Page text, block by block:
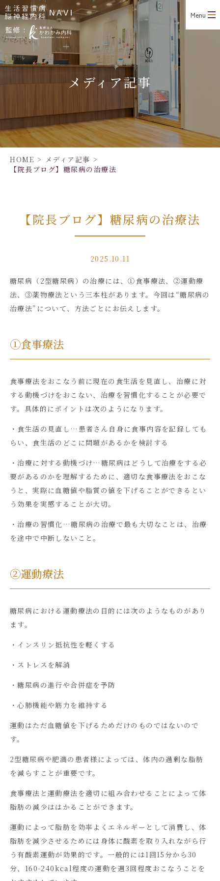
Menu
メディア記事
HOME > メディア記事 >
【院長ブログ】糖尿病の治療法
【院長ブログ】糖尿病の治療法
2025.10.11
糖尿病（ 2型糖尿病）の治療には、①食事療法、②運動療
法、③薬物療法という三本柱があります。今回は“糖尿病の
治療法”について、方法ごとにお伝えします。
①食事療法
食事療法をおこなう前に現在の食生活を見直し、治療に対
する動機づけをおこない、治療を習慣化することが必要で
す。具体的にポイントは次のようになります。
・食生活の見直し…患者さん自身に食事内容を記録しても
らい、食生活のどこに問題があるかを検討する
・治療に対する動機づけ…糖尿病はどうして治療をする必
要があるのかを理解するために、適切な食事療法をおこな
うと、実際に血糖値や脂質の値を下げることができるとい
う効果を実感することが大切。
・治療の習慣化…糖尿病の治療で最も大切なことは、治療
を途中で中断しないこと。
②運動療法
糖尿病における運動療法の目的には次のようなものがあり
ます。
・インスリン抵抗性を軽くする
・ストレスを解消
・糖尿病の進行や合併症を予防
・心肺機能や筋力を維持する
運動はただ血糖値を下げるためだけのものではないので
す。
2型糖尿病や肥満の患者様によっては、体内の過剰な脂肪
を減らすことが重要です。
食事療法と運動療法を適切に組み合わせることによって体
脂肪の減少ははかることができます。
運動によって脂肪を効率よくエネルギーとして消費し、体
脂肪を減少させるためには身体に酸素を取り入れながら行
う有酸素運動が効果的です。一般的には1 回15 分から 30
分、 160-240kcal 程度の運動を週3回程度おこなうことを